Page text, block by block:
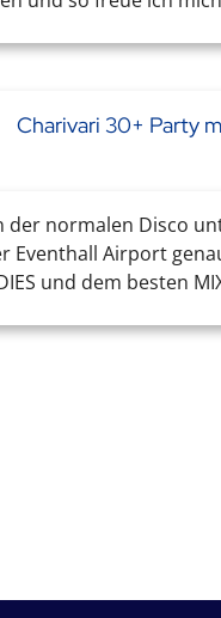
Charivari 30+ Party
der normalen Disco
Eventhall Airport
und dem besten